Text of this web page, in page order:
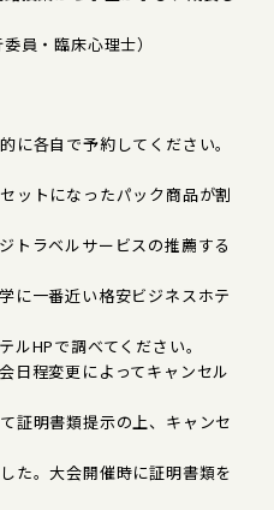
員・臨床心理士）
に各自で予約してください。
ットになったパック商品が割
トラベルサービスの推薦する
に一番近い格安ビジネスホテ
ルHPで調べてください。
日程変更によってキャンセル
証明書類提示の上、キャンセ
た。大会開催時に証明書類を